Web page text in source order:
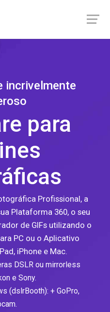
incrivelmente
para
Profissional, a
Plataforma 360, o seu
de GIFs utilizando o
PC ou o Aplicativo
iPhone e Mac.
DSLR ou mirrorless
e Sony.
(dslrBooth): + GoPro,